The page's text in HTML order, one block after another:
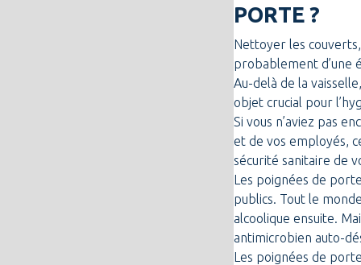
PORTE ?
Nettoyer les
probablement d’une
Au-delà de la
objet crucial pour
Si vous n’aviez pas
et de vos employés,
sécurité sanitaire de
Les poignées de
publics. Tout le
alcoolique ensuite.
antimicrobien auto-
Les poignées de